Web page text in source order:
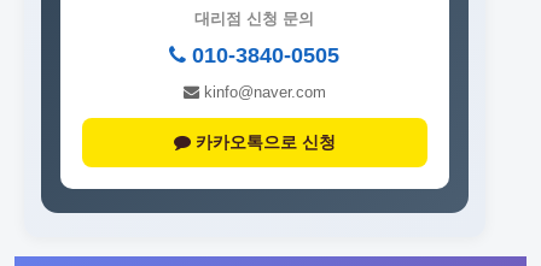
대리점 신청 문의
010-3840-0505
kinfo@naver.com
카카오톡으로 신청